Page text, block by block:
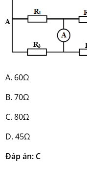
A. 60Ω
B. 70Ω
C. 80Ω
D. 45Ω
Đáp án: C